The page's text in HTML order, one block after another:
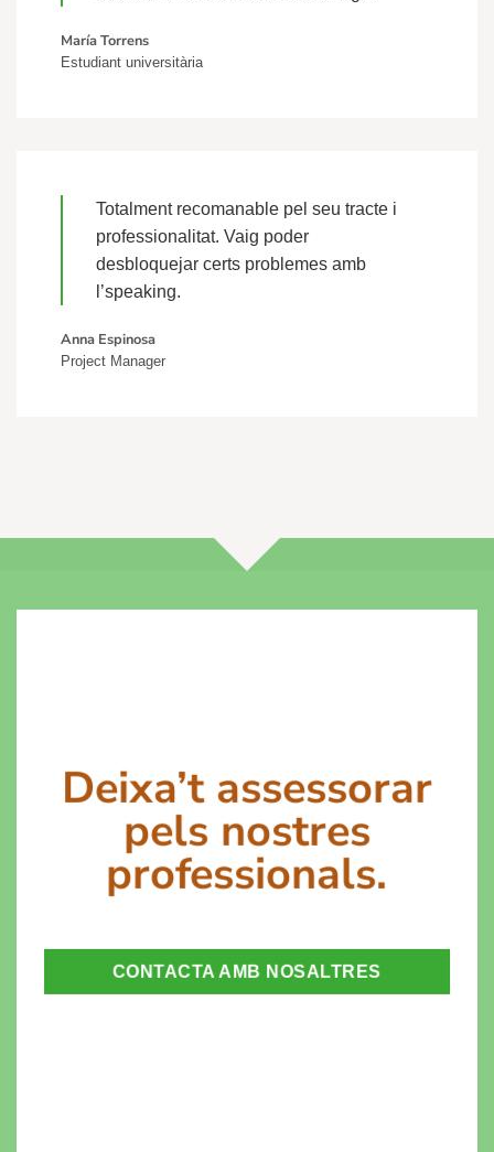
María Torrens
Estudiant universitària
Totalment recomanable pel seu tracte i
professionalitat. Vaig poder
desbloquejar certs problemes amb
l’speaking.
Anna Espinosa
Project Manager
Deixa’t assessorar
pels nostres
professionals.
CONTACTA AMB NOSALTRES